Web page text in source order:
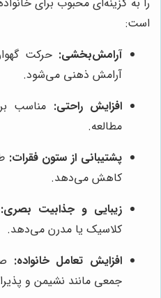
است:
آرامش‌بخشی: حرکت
آرامش ذهنی می‌شود.
افزایش راحتی: مناسب
مطالعه.
پشتیبانی از ستون فقرات:
کاهش می‌دهد.
زیبایی و جذابیت بصری:
کلاسیک یا مدرن می‌دهد.
افزایش تعامل خانواده:
جمعی مانند نشیمن و